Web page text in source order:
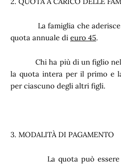
La famiglia che aderisce
quota annuale di euro 45.
Chi ha più di un figlio nella
la quota intera per il primo e
per ciascuno degli altri figli.
3. MODALITÀ DI PAGAMENTO
La quota può essere